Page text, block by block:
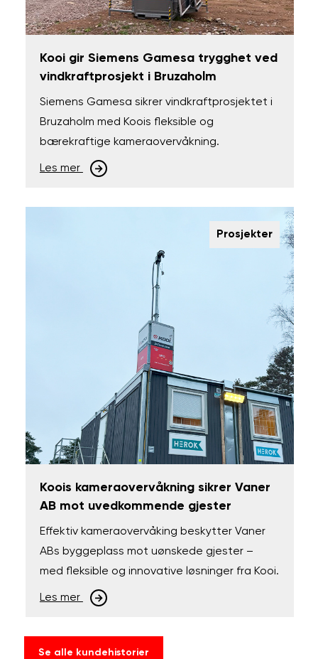
Kooi gir Siemens Gamesa trygghet ved
vindkraftprosjekt i Bruzaholm
Siemens Gamesa sikrer vindkraftprosjektet i
Bruzaholm med Koois fleksible og
bærekraftige kameraovervåkning.
Les mer
Prosjekter
Koois kameraovervåkning sikrer Vaner
AB mot uvedkommende gjester
Effektiv kameraovervåking beskytter Vaner
ABs byggeplass mot uønskede gjester –
med fleksible og innovative løsninger fra Kooi.
Les mer
Se alle kundehistorier